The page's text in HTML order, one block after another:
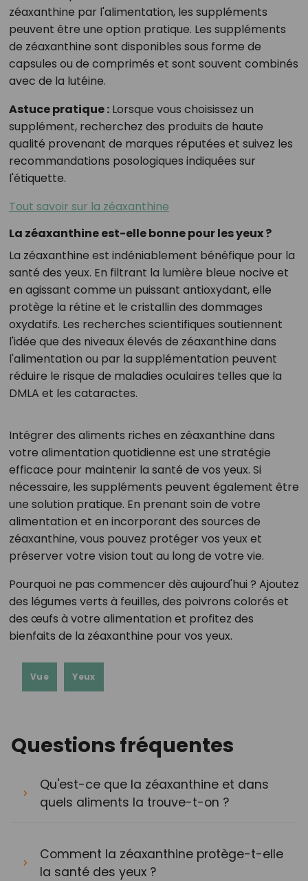
zéaxanthine par l'alimentation, les suppléments
peuvent être une option pratique. Les suppléments
de zéaxanthine sont disponibles sous forme de
capsules ou de comprimés et sont souvent combinés
avec de la lutéine.
Astuce pratique :Lorsque vous choisissez un
supplément, recherchez des produits de haute
qualité provenant de marques réputées et suivez les
recommandations posologiques indiquées sur
l'étiquette.
Tout savoir sur la zéaxanthine
La zéaxanthine est-elle bonne pour les yeux ?
La zéaxanthine est indéniablement bénéfique pour la
santé des yeux. En filtrant la lumière bleue nocive et
en agissant comme un puissant antioxydant, elle
protège la rétine et le cristallin des dommages
oxydatifs. Les recherches scientifiques soutiennent
l'idée que des niveaux élevés de zéaxanthine dans
l'alimentation ou par la supplémentation peuvent
réduire le risque de maladies oculaires telles que la
DMLA et les cataractes.
Intégrer des aliments riches en zéaxanthine dans
votre alimentation quotidienne est une stratégie
efficace pour maintenir la santé de vos yeux. Si
nécessaire, les suppléments peuvent également être
une solution pratique. En prenant soin de votre
alimentation et en incorporant des sources de
zéaxanthine, vous pouvez protéger vos yeux et
préserver votre vision tout au long de votre vie.
Pourquoi ne pas commencer dès aujourd'hui ? Ajoutez
des légumes verts à feuilles, des poivrons colorés et
des œufs à votre alimentation et profitez des
bienfaits de la zéaxanthine pour vos yeux.
Vue Yeux
Questions fréquentes
Qu'est-ce que la zéaxanthine et dans
quels aliments la trouve-t-on ?
Comment la zéaxanthine protège-t-elle
la santé des yeux ?